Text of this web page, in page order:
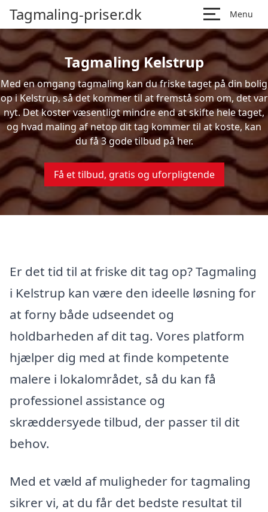
Tagmaling-priser.dk Menu
Tagmaling Kelstrup
Med en omgang tagmaling kan du friske taget på din bolig
op i Kelstrup, så det kommer til at fremstå som om, det var
nyt. Det koster væsentligt mindre end at skifte hele taget,
og hvad maling af netop dit tag kommer til at koste, kan
du få 3 gode tilbud på her.
Få et tilbud, gratis og uforpligtende
Er det tid til at friske dit tag op? Tagmaling
i Kelstrup kan være den ideelle løsning for
at forny både udseendet og
holdbarheden af dit tag. Vores platform
hjælper dig med at finde kompetente
malere i lokalområdet, så du kan få
professionel assistance og
skræddersyede tilbud, der passer til dit
behov.
Med et væld af muligheder for tagmaling
sikrer vi, at du får det bedste resultat til